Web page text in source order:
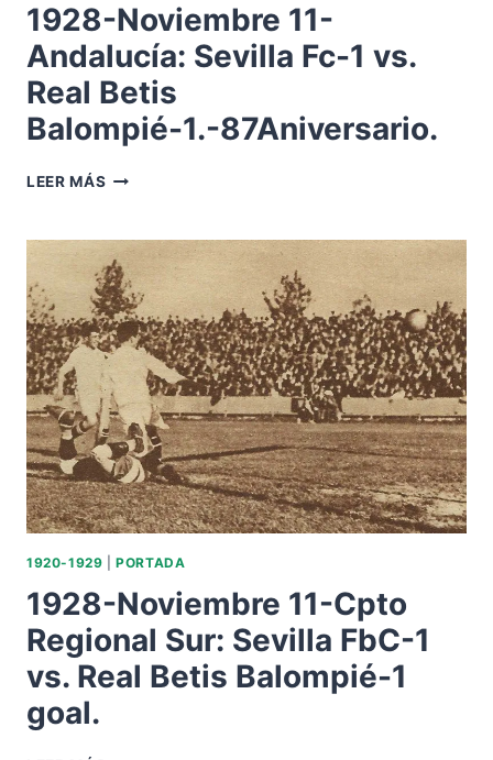
1928-Noviembre 11-
Andalucía: Sevilla Fc-1 vs.
Real Betis
Balompié-1.-87Aniversario.
LEER MÁS 1928-
ANDALUCÍA:
SEVILLA
FC-
1
VS.
REAL
BETIS
BALOMPIÉ-1.-87ANIVERSARIO.
1920-1929 |PORTADA
1928-Noviembre 11-Cpto
Regional Sur: Sevilla FbC-1
vs. Real Betis Balompié-1
goal.